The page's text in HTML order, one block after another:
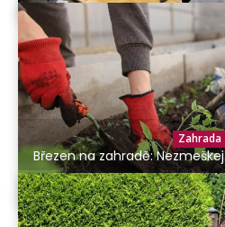
Zahrada
Březen na zahradě: